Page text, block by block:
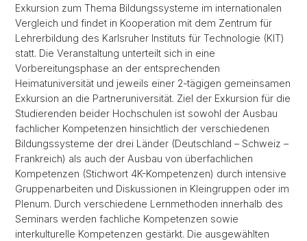
Exkursion zum Thema Bildungssysteme im internationalen
Vergleich und findet in Kooperation mit dem Zentrum für
Lehrerbildung des Karlsruher Instituts für Technologie (KIT)
statt. Die Veranstaltung unterteilt sich in eine
Vorbereitungsphase an der entsprechenden
Heimatuniversität und jeweils einer 2-tägigen gemeinsamen
Exkursion an die Partneruniversität. Ziel der Exkursion für die
Studierenden beider Hochschulen ist sowohl der Ausbau
fachlicher Kompetenzen hinsichtlich der verschiedenen
Bildungssysteme der drei Länder (Deutschland – Schweiz –
Frankreich) als auch der Ausbau von überfachlichen
Kompetenzen (Stichwort 4K-Kompetenzen) durch intensive
Gruppenarbeiten und Diskussionen in Kleingruppen oder im
Plenum. Durch verschiedene Lernmethoden innerhalb des
Seminars werden fachliche Kompetenzen sowie
interkulturelle Kompetenzen gestärkt. Die ausgewählten